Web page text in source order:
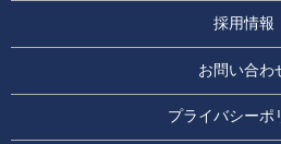
採用情報
お問い合わ
プライバシーポ